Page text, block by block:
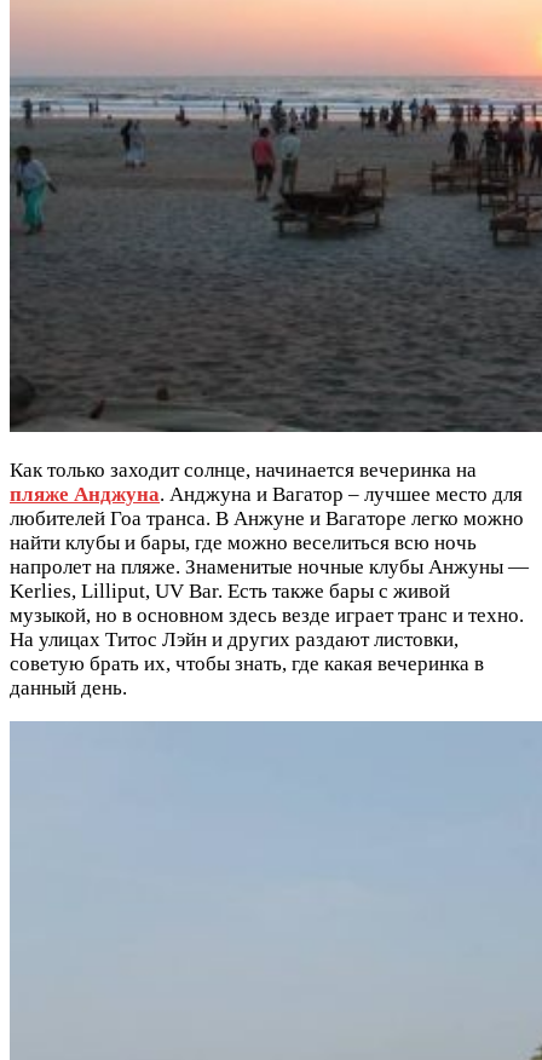
Как только заходит солнце, начинается вечеринка на
пляже Анджуна. Анджуна и Вагатор – лучшее место для
любителей Гоа транса. В Анжуне и Вагаторе легко можно
найти клубы и бары, где можно веселиться всю ночь
напролет на пляже. Знаменитые ночные клубы Анжуны —
Kerlies, Lilliput, UV Bar. Есть также бары с живой
музыкой, но в основном здесь везде играет транс и техно.
На улицах Титос Лэйн и других раздают листовки,
советую брать их, чтобы знать, где какая вечеринка в
данный день.